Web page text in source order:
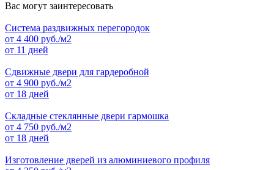
Вас могут заинтересовать
Система раздвижных перегородок
от 4 400 руб./м2
от 11 дней
Сдвижные двери для гардеробной
от 4 900 руб./м2
от 18 дней
Складные стеклянные двери гармошка
от 4 750 руб./м2
от 18 дней
Изготовление дверей из алюминиевого профиля